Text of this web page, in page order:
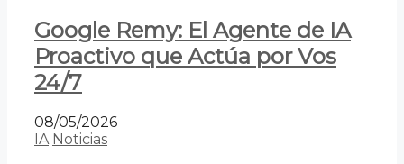
Google Remy: El Agente de IA
Proactivo que Actúa por Vos
24/7
08/05/2026
IA Noticias